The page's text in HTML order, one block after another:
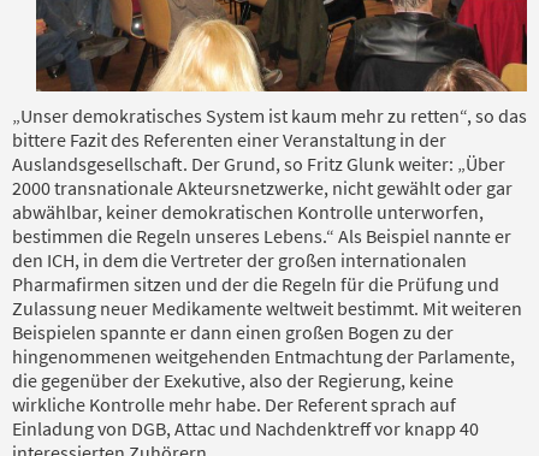
„Unser demokratisches System ist kaum mehr zu retten“, so das
bittere Fazit des Referenten einer Veranstaltung in der
Auslandsgesellschaft. Der Grund, so Fritz Glunk weiter: „Über
2000 transnationale Akteursnetzwerke, nicht gewählt oder gar
abwählbar, keiner demokratischen Kontrolle unterworfen,
bestimmen die Regeln unseres Lebens.“ Als Beispiel nannte er
den ICH, in dem die Vertreter der großen internationalen
Pharmafirmen sitzen und der die Regeln für die Prüfung und
Zulassung neuer Medikamente weltweit bestimmt. Mit weiteren
Beispielen spannte er dann einen großen Bogen zu der
hingenommenen weitgehenden Entmachtung der Parlamente,
die gegenüber der Exekutive, also der Regierung, keine
wirkliche Kontrolle mehr habe. Der Referent sprach auf
Einladung von DGB, Attac und Nachdenktreff vor knapp 40